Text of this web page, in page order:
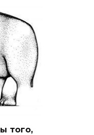
того,